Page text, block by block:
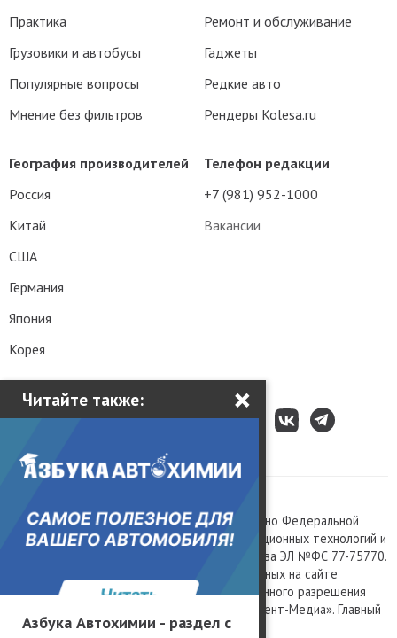
Читайте также: ×
Азбука Автохимии - раздел с
Телефон редакции
+7 (981) 952-1000
Вакансии
Практика
Грузовики и автобусы
Популярные вопросы
Мнение без фильтров
Ремонт и обслуживание
Гаджеты
Редкие авто
Рендеры Kolesa.ru
География производителей
Россия
Китай
США
Германия
Япония
Корея
Сетевое издание «Kolesa.ru», зарегистрировано Федеральной
службой по надзору в сфере связи, информационных технологий и
массовых коммуникаций, номер свидетельства ЭЛ №ФС 77-75770.
Любое использование материалов, размещенных на сайте
www.kolesa.ru, допускается только с письменного разрешения
правообладателя. Учредитель ООО «Президент-Медиа». Главный
редактор Баландин М.А. 0+